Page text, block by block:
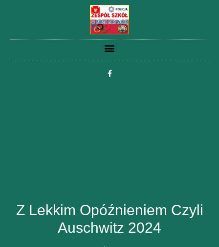
Z Lekkim Opóźnieniem Czyli
Auschwitz 2024